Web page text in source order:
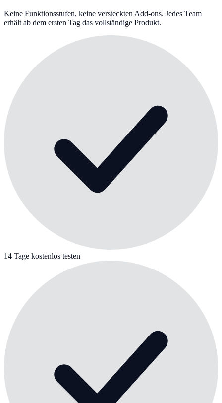
Keine Funktionsstufen, keine versteckten Add-ons. Jedes Team
erhält ab dem ersten Tag das vollständige Produkt.
14 Tage kostenlos testen